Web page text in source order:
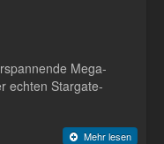
Mega-
echten Stargate-
Mehr lesen